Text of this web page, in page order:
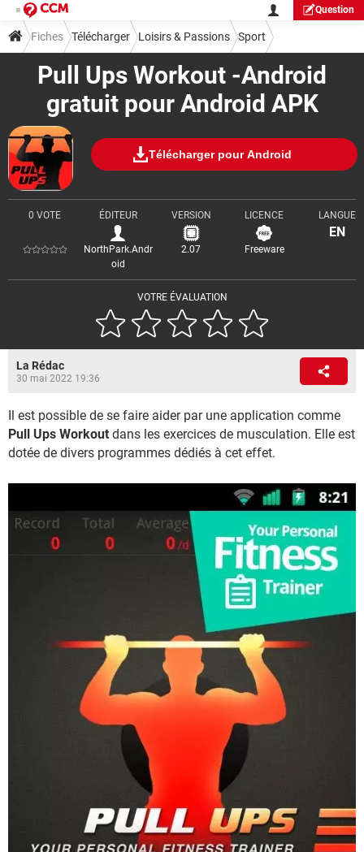
Question
Pull Ups Workout -Android
gratuit pour Android APK
Télécharger pour Android
VOTRE ÉVALUATION
0 VOTE ÉDITEUR
NorthPark.Andr
oid
VERSION
2.07
LICENCE
Freeware
LANGUE
EN
Fiches Télécharger Loisirs & Passions Sport
La Rédac
30 mai 2022 19:36
Il est possible de se faire aider par une application comme
Pull Ups Workout dans les exercices de musculation. Elle est
dotée de divers programmes dédiés à cet effet.